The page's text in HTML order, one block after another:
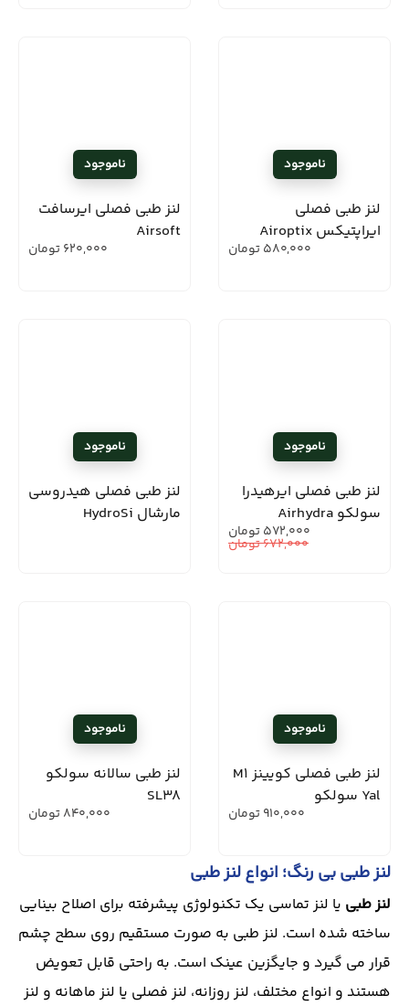
لنز طبی فصلی
ایراپتیکس Airoptix
580,000تومان
لنز طبی فصلی ایرسافت
Airsoft
620,000تومان
لنز طبی فصلی ایرهیدرا
سولکو Airhydra
672,000تومان
572,000تومان
لنز طبی فصلی هیدروسی
مارشال HydroSi
لنز طبی فصلی کویینز M1
Yal سولکو
910,000تومان
لنز طبی سالانه سولکو
SL38
840,000تومان
لنز طبی بی رنگ؛ انواع لنز طبی
لنز طبی یا لنز تماسی یک تکنولوژی پیشرفته برای اصلاح بینایی
ساخته شده است. لنز طبی به صورت مستقیم روی سطح چشم
قرار می گیرد و جایگزین عینک است. به راحتی قابل تعویض
هستند و انواع مختلف، لنز روزانه، لنز فصلی یا لنز ماهانه و لنز